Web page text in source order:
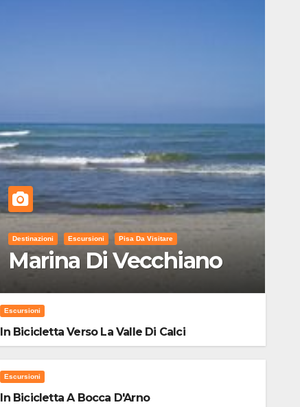
Destinazioni Escursioni Pisa Da Visitare
Marina Di Vecchiano
Escursioni
In Bicicletta Verso La Valle Di Calci
Escursioni
In Bicicletta A Bocca D'Arno